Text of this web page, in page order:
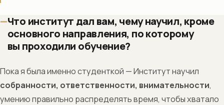
Что институт дал вам, чему научил, кроме
основного направления, по которому
вы проходили обучение?
Пока я была именно студенткой — Институт научил
собранности, ответственности, внимательности,
умению правильно распределять время, чтобы хватало